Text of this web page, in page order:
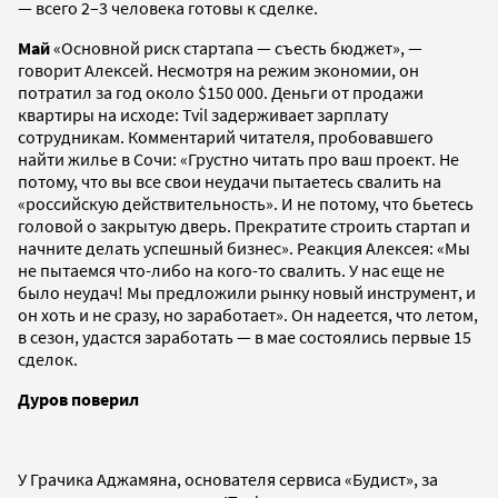
— всего 2–3 человека готовы к сделке.
Май«Основной риск стартапа — съесть бюджет», —
говорит Алексей. Несмотря на режим экономии, он
потратил за год около $150 000. Деньги от продажи
квартиры на исходе: Tvil задерживает зарплату
сотрудникам. Комментарий читателя, пробовавшего
найти жилье в Сочи: «Грустно читать про ваш проект. Не
потому, что вы все свои неудачи пытаетесь свалить на
«российскую действительность». И не потому, что бьетесь
головой о закрытую дверь. Прекратите строить стартап и
начните делать успешный бизнес». Реакция Алексея: «Мы
не пытаемся что-либо на кого-то свалить. У нас еще не
было неудач! Мы предложили рынку новый инструмент, и
он хоть и не сразу, но заработает». Он надеется, что летом,
в сезон, удастся заработать — в мае состоялись первые 15
сделок.
Дуров поверил
У Грачика Аджамяна, основателя сервиса «Будист», за